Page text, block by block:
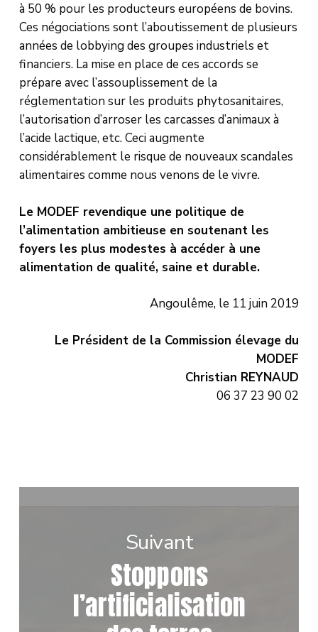
à 50 % pour les producteurs européens de bovins.
Ces négociations sont l’aboutissement de plusieurs
années de lobbying des groupes industriels et
financiers. La mise en place de ces accords se
prépare avec l’assouplissement de la
réglementation sur les produits phytosanitaires,
l’autorisation d’arroser les carcasses d’animaux à
l’acide lactique, etc. Ceci augmente
considérablement le risque de nouveaux scandales
alimentaires comme nous venons de le vivre.
Le MODEF revendique une politique de
l’alimentation ambitieuse en soutenant les
foyers les plus modestes à accéder à une
alimentation de qualité, saine et durable.
Angoulême, le 11 juin 2019
Le Président de la Commission élevage du
MODEF
Christian REYNAUD
06 37 23 90 02
Suivant
Stoppons
l’artificialisation